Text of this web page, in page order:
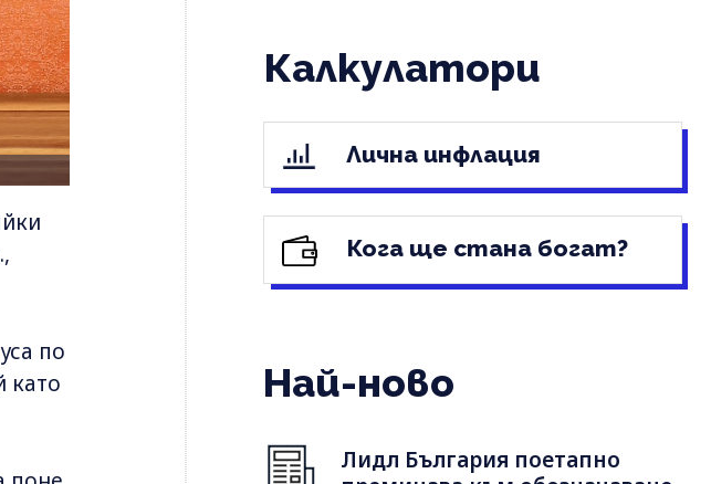
по
като
Калкулатори
Лична инфлация
Кога ще стана богат?
Най-ново
Лидл България поетапно